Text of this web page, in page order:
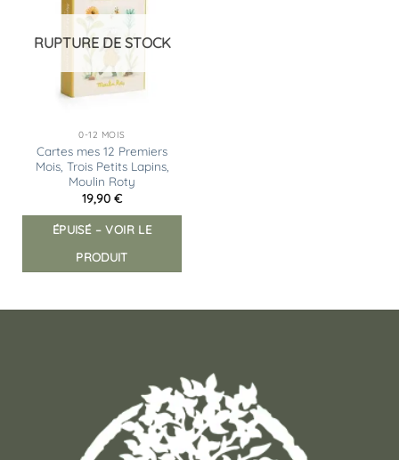
RUPTURE DE STOCK
0-12 MOIS
Cartes mes 12 Premiers
Mois, Trois Petits Lapins,
Moulin Roty
19,90 €
ÉPUISÉ – VOIR LE
PRODUIT